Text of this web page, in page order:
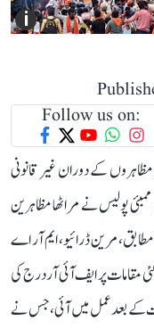
i
Follow us on:
مظاہروں کے دوران غیر قانونی
پولیس نے مراٹھا مظاہرین
مرین ڈرائیو، ایم آر اے
مقامات پر ایف آئی آر درج کی
کے بعد عمل میں آئی، جس نے